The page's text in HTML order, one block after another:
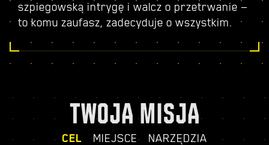
szpiegowską intrygę i walcz o przetrwanie —
to komu zaufasz, zadecyduje o wszystkim.
TWOJA MISJA
CEL MIEJSCE NARZĘDZIA